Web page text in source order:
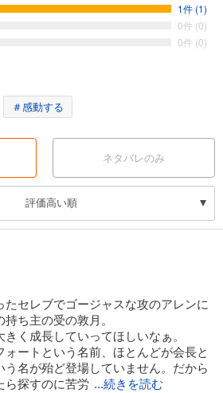
1件 (1)
0件 (0)
0件 (0)
＃感動する
ネタバレのみ
評価高い順
たセレブでゴージャスな攻のアレンに
ち主の受の敦月。
く成長していってほしいなぁ。
ートという名前、ほとんどが会長と
名が殆ど登場していません。だから
ら探すのに苦労 ...続きを読む